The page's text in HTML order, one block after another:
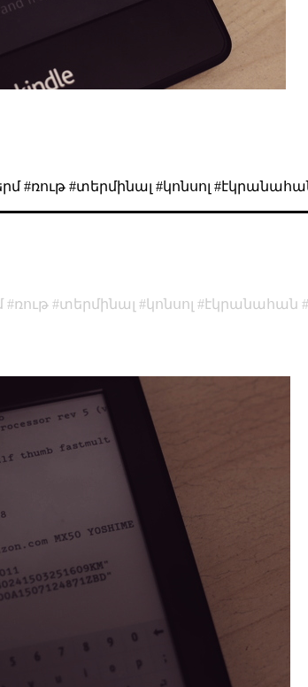
#ռութ #տերմինալ #կոնսոլ
ռութ տերմինալ կոնսոլ էկրանահան